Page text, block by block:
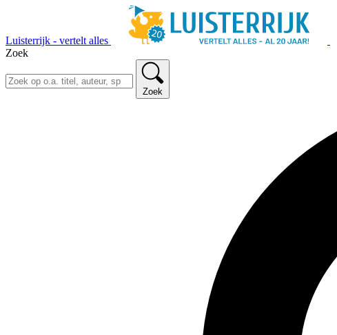
Luisterrijk - vertelt alles
Zoek
Zoek